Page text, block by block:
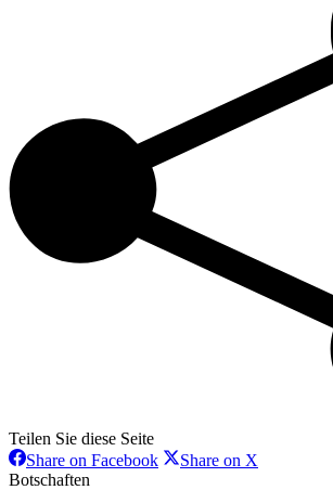
Teilen Sie diese Seite
Share on FacebookShareShare on X
Botschaften